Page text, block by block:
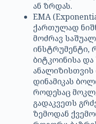
ან ზრდას.
EMA
ქართულად
მოძრავ
ინსტრუმენტი,
ბიტკოინისა და
ანალიზისთვის
დინამიკას
როდესაც
გადაკვეთს
ზემოდან